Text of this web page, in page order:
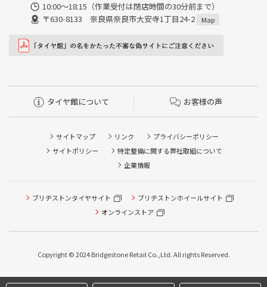
10:00～18:15（作業受付は閉店時間の30分前まで）
〒630-8133 奈良県奈良市大安寺1丁目24-2
Map
タイヤ館について お客様の声
サイトマップ リンク
プライバシーポリシー
サイトポリシー
特定整備に関する弊社取組について
企業情報
ブリヂストンタイヤサイト
ブリヂストンホイールサイト
オンラインストア
Copyright © 2024 Bridgestone Retail Co.,Ltd. All rights Reserved.
タイヤ点検・安全点検/タイヤ履き替え/オイル交換/その他